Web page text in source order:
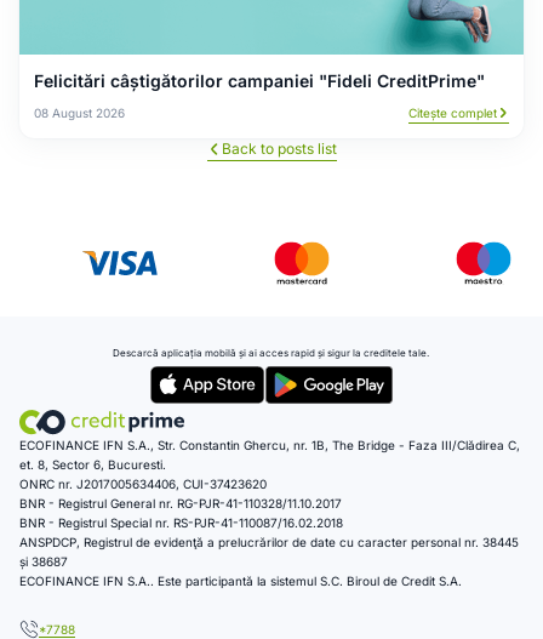
Felicitări câștigătorilor campaniei "Fideli CreditPrime"
08 August 2026 Citește complet
Back to posts list
ECOFINANCE IFN S.A., Str. Constantin Ghercu, nr. 1B, The Bridge - Faza III/Clădirea C,
et. 8, Sector 6, Bucuresti.
ONRC nr. J2017005634406, CUI-37423620
BNR - Registrul General nr. RG-PJR-41-110328/11.10.2017
BNR - Registrul Special nr. RS-PJR-41-110087/16.02.2018
ANSPDCP, Registrul de evidenţă a prelucrărilor de date cu caracter personal nr. 38445
și 38687
ECOFINANCE IFN S.A.. Este participantă la sistemul S.C. Biroul de Credit S.A.
Descarcă aplicația mobilă și ai acces rapid și sigur la creditele tale.
*7788